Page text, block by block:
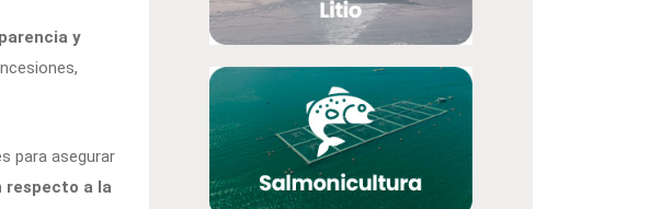
y
para asegurar
respecto a la